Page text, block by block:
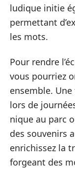
ludique initie
permettant
les mots.
Pour rendre
vous pourriez
ensemble.
lors de
nique au parc
des souvenirs
enrichissez la
forgeant des